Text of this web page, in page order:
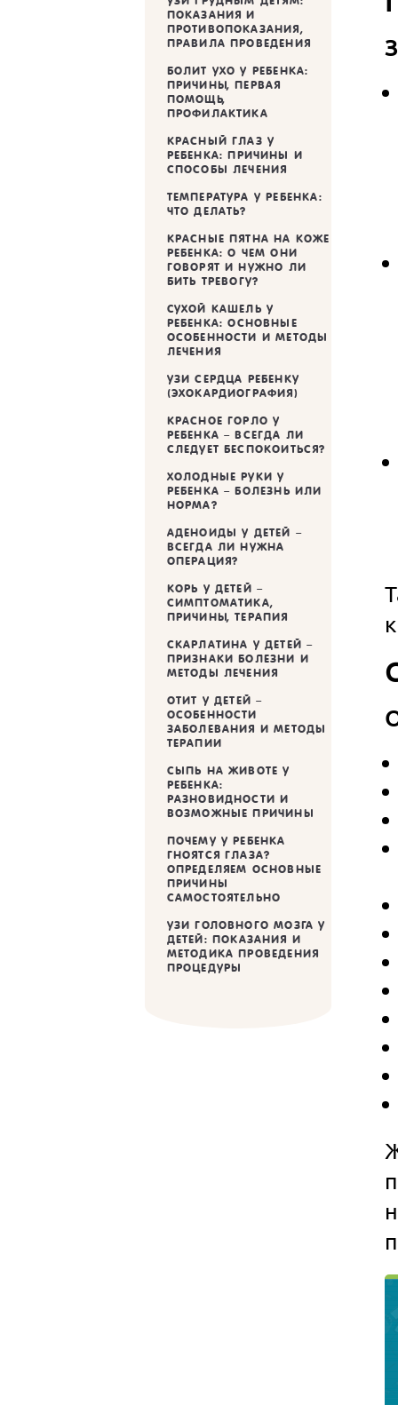
ПОКАЗАНИЯ И
ПРОТИВОПОКАЗАНИЯ,
ПРАВИЛА ПРОВЕДЕНИЯ
БОЛИТ УХО У РЕБЕНКА:
ПРИЧИНЫ, ПЕРВАЯ
ПОМОЩЬ,
ПРОФИЛАКТИКА
КРАСНЫЙ ГЛАЗ У
РЕБЕНКА: ПРИЧИНЫ И
СПОСОБЫ ЛЕЧЕНИЯ
ТЕМПЕРАТУРА У РЕБЕНКА:
ЧТО ДЕЛАТЬ?
КРАСНЫЕ ПЯТНА НА КОЖЕ
РЕБЕНКА: О ЧЕМ ОНИ
ГОВОРЯТ И НУЖНО ЛИ
БИТЬ ТРЕВОГУ?
CУХОЙ КАШЕЛЬ У
РЕБЕНКА: ОСНОВНЫЕ
ОСОБЕННОСТИ И МЕТОДЫ
ЛЕЧЕНИЯ
УЗИ СЕРДЦА РЕБЕНКУ
(ЭХОКАРДИОГРАФИЯ)
КРАСНОЕ ГОРЛО У
РЕБЕНКА – ВСЕГДА ЛИ
СЛЕДУЕТ БЕСПОКОИТЬСЯ?
ХОЛОДНЫЕ РУКИ У
РЕБЕНКА – БОЛЕЗНЬ ИЛИ
НОРМА?
АДЕНОИДЫ У ДЕТЕЙ –
ВСЕГДА ЛИ НУЖНА
ОПЕРАЦИЯ?
КОРЬ У ДЕТЕЙ –
СИМПТОМАТИКА,
ПРИЧИНЫ, ТЕРАПИЯ
СКАРЛАТИНА У ДЕТЕЙ –
ПРИЗНАКИ БОЛЕЗНИ И
МЕТОДЫ ЛЕЧЕНИЯ
ОТИТ У ДЕТЕЙ –
ОСОБЕННОСТИ
ЗАБОЛЕВАНИЯ И МЕТОДЫ
ТЕРАПИИ
СЫПЬ НА ЖИВОТЕ У
РЕБЕНКА:
РАЗНОВИДНОСТИ И
ВОЗМОЖНЫЕ ПРИЧИНЫ
ПОЧЕМУ У РЕБЕНКА
ГНОЯТСЯ ГЛАЗА?
ОПРЕДЕЛЯЕМ ОСНОВНЫЕ
ПРИЧИНЫ
САМОСТОЯТЕЛЬНО
УЗИ ГОЛОВНОГО МОЗГА У
ДЕТЕЙ: ПОКАЗАНИЯ И
МЕТОДИКА ПРОВЕДЕНИЯ
ПРОЦЕДУРЫ